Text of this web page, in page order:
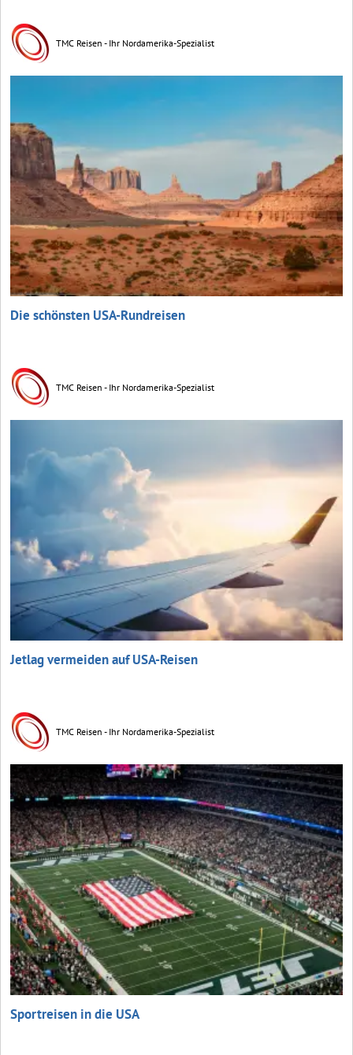
TMC Reisen - Ihr Nordamerika-Spezialist
Die schönsten USA-Rundreisen
TMC Reisen - Ihr Nordamerika-Spezialist
Jetlag vermeiden auf USA-Reisen
TMC Reisen - Ihr Nordamerika-Spezialist
Sportreisen in die USA